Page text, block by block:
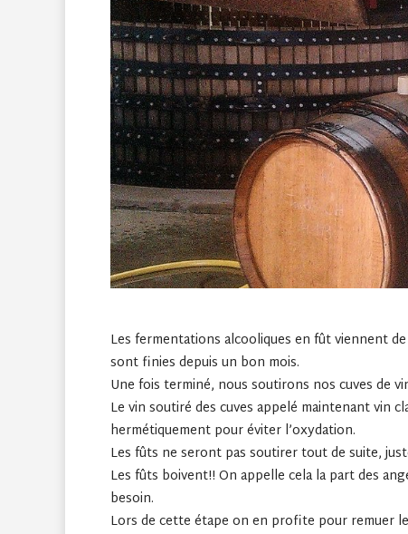
Les fermentations alcooliques en fût viennent
sont finies depuis un bon mois.
Une fois terminé, nous soutirons nos cuves de
Le vin soutiré des cuves appelé maintenant vin
hermétiquement pour éviter l’oxydation.
Les fûts ne seront pas soutirer tout de suite,
Les fûts boivent!! On appelle cela la part des
besoin.
Lors de cette étape on en profite pour remuer